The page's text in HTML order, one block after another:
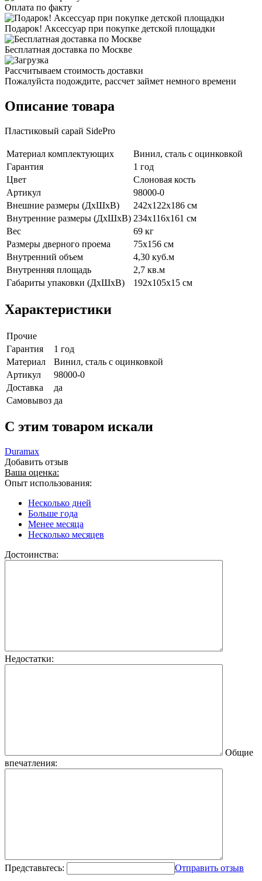
Оплата по факту
Подарок! Аксессуар при покупке детской площадки
Бесплатная доставка по Москве
Рассчитываем стоимость доставки
Пожалуйста подождите, рассчет займет немного времени
Описание товара
Пластиковый сарай SidePro
Материал комплектующих
Винил, сталь с оцинковкой
Гарантия
1 год
Цвет
Cлоновая кость
Артикул
98000-0
Внешние размеры (ДхШхВ)
242х122х186 см
Внутренние размеры (ДхШхВ) 234х116х161 см
Вес
69 кг
Размеры дверного проема
75х156 см
Внутренний объем
4,30 куб.м
Внутренняя площадь
2,7 кв.м
Габариты упаковки (ДхШхВ)
192х105х15 см
Характеристики
Прочие
Гарантия
1 год
Материал
Винил, сталь с оцинковкой
Артикул
98000-0
Доставка
да
Самовывоз да
C этим товаром искали
Duramax
Добавить отзыв
Ваша оценка:
Опыт использования:
Несколько дней
Больше года
Менее месяца
Несколько месяцев
Достоинства:
Недостатки:
Общие
впечатления:
Представьтесь: Отправить отзыв